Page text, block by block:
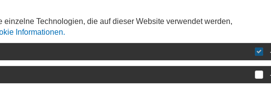
Fachnormen und
Oberflächenentwässerung
einzelne Technologien, die auf dieser Website verwendet werden,
Informationen.